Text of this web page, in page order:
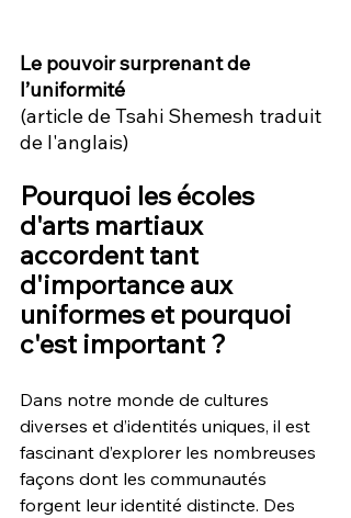
Le pouvoir surprenant de
l’uniformité
(article de Tsahi Shemesh traduit
de l'anglais)
Pourquoi les écoles
d'arts martiaux
accordent tant
d'importance aux
uniformes et pourquoi
c'est important ?
Dans notre monde de cultures
diverses et d’identités uniques, il est
fascinant d’explorer les nombreuses
façons dont les communautés
forgent leur identité distincte. Des